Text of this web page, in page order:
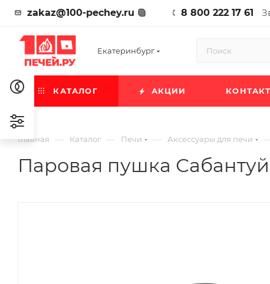
zakaz@100-pechey.ru 8 800 222 17 61
Екатеринбург
КАТАЛОГ АКЦИИ
Главная — Каталог — Печи — Аксессуары для печи
Паровая пушка